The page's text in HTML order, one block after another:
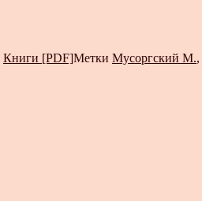
Книги [PDF]Метки Мусоргский М.,